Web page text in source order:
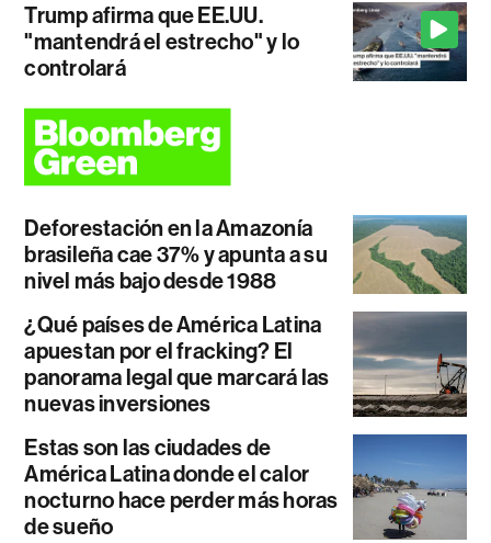
Trump afirma que EE.UU.
"mantendrá el estrecho" y lo
controlará
Deforestación en la Amazonía
brasileña cae 37% y apunta a su
nivel más bajo desde 1988
¿Qué países de América Latina
apuestan por el fracking? El
panorama legal que marcará las
nuevas inversiones
Estas son las ciudades de
América Latina donde el calor
nocturno hace perder más horas
de sueño